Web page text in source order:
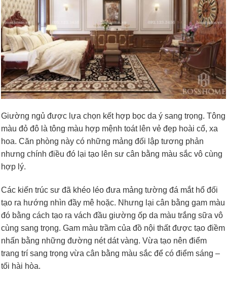
Giường ngủ được lựa chọn kết hợp bọc da ý sang trọng. Tông
màu đỏ đô là tông màu hợp mệnh toát lên vẻ đẹp hoài cổ, xa
hoa. Căn phòng này có những mảng đối lập tương phản
nhưng chính điều đó lại tạo lên sư cân bằng màu sắc vô cùng
hợp lý.
Các kiến trúc sư đã khéo léo đưa mảng tường đá mắt hổ đối
tạo ra hướng nhìn đầy mê hoặc. Nhưng lại cân bằng gam màu
đó bằng cách tạo ra vách đầu giường ốp da màu trắng sữa vô
cùng sang trọng. Gam màu trầm của đồ nội thất được tạo điềm
nhấn bằng những đường nét dát vàng. Vừa tạo nên điểm
trang trí sang trọng vừa cân bằng màu sắc để có điểm sáng –
tối hài hòa.